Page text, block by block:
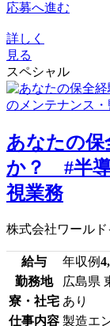
応募へ進む
詳しく
見る
スペシャル
あなたの
か？ #半導
視業務
株式会社ワール
給与 年収例
勤務地
広島県
寮・社宅 あり
仕事内容 製造エ